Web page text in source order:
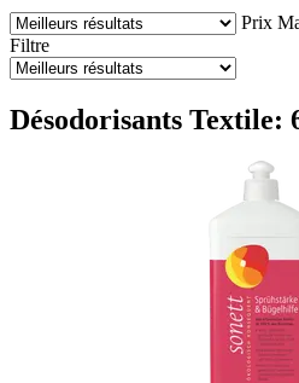
Prix
Filtre
Désodorisants Textile: